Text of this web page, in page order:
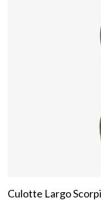
Culotte Largo